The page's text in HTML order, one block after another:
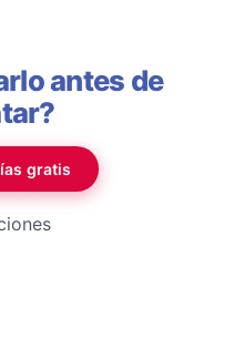
antes de
gratis